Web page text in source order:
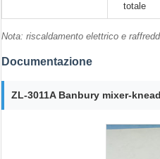
totale
Nota: riscaldamento elettrico e
Documentazione
ZL-3011A Banbury mixer-